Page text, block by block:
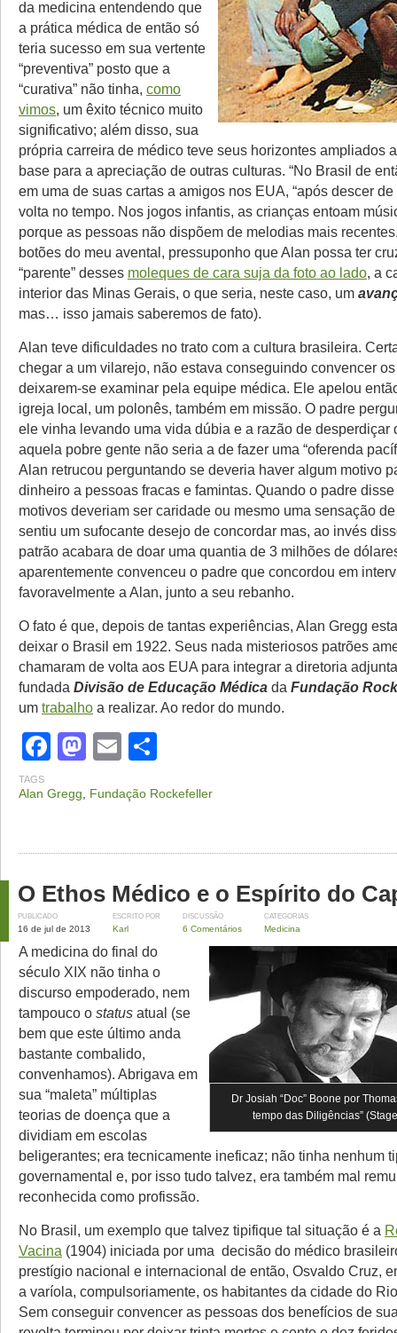
da medicina entendendo que
a prática médica de então só
teria sucesso em sua vertente
“preventiva” posto que a
“curativa” não tinha, como
vimos, um êxito técnico muito
significativo; além disso, sua
própria carreira de médico teve seus horizontes ampliados
base para a apreciação de outras culturas. “No Brasil de
em uma de suas cartas a amigos nos EUA, “após descer
volta no tempo. Nos jogos infantis, as crianças entoam
porque as pessoas não dispõem de melodias mais
botões do meu avental, pressuponho que Alan possa ter
“parente” desses moleques de cara suja da foto ao lado, a
interior das Minas Gerais, o que seria, neste caso, um
mas… isso jamais saberemos de fato).
Alan teve dificuldades no trato com a cultura brasileira.
chegar a um vilarejo, não estava conseguindo convencer
deixarem-se examinar pela equipe médica. Ele apelou
igreja local, um polonês, também em missão. O padre
ele vinha levando uma vida dúbia e a razão de desperdiçar
aquela pobre gente não seria a de fazer uma “oferenda
Alan retrucou perguntando se deveria haver algum motivo
dinheiro a pessoas fracas e famintas. Quando o padre
motivos deveriam ser caridade ou mesmo uma sensação
sentiu um sufocante desejo de concordar mas, ao invés
patrão acabara de doar uma quantia de 3 milhões de
aparentemente convenceu o padre que concordou em
favoravelmente a Alan, junto a seu rebanho.
O fato é que, depois de tantas experiências, Alan Gregg
deixar o Brasil em 1922. Seus nada misteriosos patrões
chamaram de volta aos EUA para integrar a diretoria
fundada Divisão de Educação Médica da Fundação
um trabalho a realizar. Ao redor do mundo.
Facebook
Mastodon
Email
TAGS
Alan Gregg, Fundação Rockefeller
O Ethos Médico e o Espírito do
PUBLICADO
16 de jul de 2013
ESCRITO POR
Karl
DISCUSSÃO
6 Comentários
CATEGORIAS
Medicina
Dr Josiah “Doc” Boone por
tempo das Diligências”
A medicina do final do
século XIX não tinha o
discurso empoderado, nem
tampouco o status atual (se
bem que este último anda
bastante combalido,
convenhamos). Abrigava em
sua “maleta” múltiplas
teorias de doença que a
dividiam em escolas
beligerantes; era tecnicamente ineficaz; não tinha nenhum
governamental e, por isso tudo talvez, era também mal
reconhecida como profissão.
No Brasil, um exemplo que talvez tipifique tal situação é a
Vacina (1904) iniciada por uma decisão do médico
prestígio nacional e internacional de então, Osvaldo Cruz,
a varíola, compulsoriamente, os habitantes da cidade do
Sem conseguir convencer as pessoas dos benefícios de